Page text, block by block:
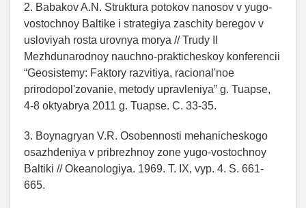
2. Babakov A.N. Struktura potokov nanosov v yugo-
vostochnoy Baltike i strategiya zaschity beregov v
usloviyah rosta urovnya morya // Trudy II
Mezhdunarodnoy nauchno-prakticheskoy konferencii
“Geosistemy: Faktory razvitiya, racional'noe
prirodopol'zovanie, metody upravleniya” g. Tuapse,
4-8 oktyabrya 2011 g. Tuapse. C. 33-35.
3. Boynagryan V.R. Osobennosti mehanicheskogo
osazhdeniya v pribrezhnoy zone yugo-vostochnoy
Baltiki // Okeanologiya. 1969. T. IX, vyp. 4. S. 661-
665.